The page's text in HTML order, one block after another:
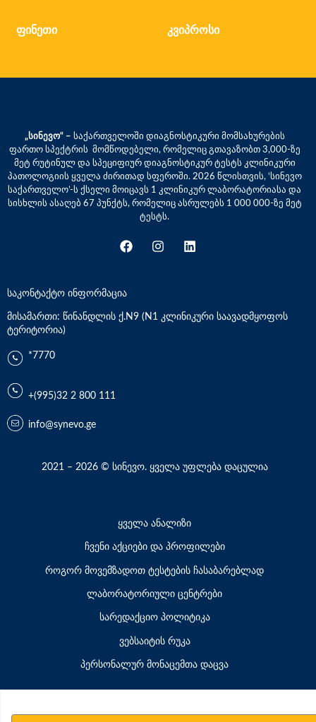
ფინეთი კვიპროსი
„სინევო“ – საქართველოში დიაგნოსტიკური მომსახურების
ფართო სპექტრის მომწოდებელი, რომელიც გთავაზობთ 3,000-ზე
მეტ რუტინულ და სპეციფიურ დიაგნოსტიკურ ტესტს კლინიკური
პათოლოგიის ყველა ძირითად სფეროში. 2026 წლისთვის, ‘სინევო
საქართველო’-ს ქსელი მოიცავს 1 კლინიკურ ლაბორატორიასა და
სისხლის ასაღებ 67 პუნქტს, რომელიც ასრულებს 1 000 000-ზე მეტ
ტესტს.
საკონტაქტო ინფორმაცია
მისამართი: წინანდლის ქ.N9 (N1 კლინიკური საავადმყოფოს
ტერიტორია)
*7770
+(995)32 2 800 111
info@synevo.ge
2021 – 2026 © სინევო. ყველა უფლება დაცულია
ყველა ანალიზი
ჩვენი აქციები და პროფილები
როგორ მოვემზადოთ ტესტების ჩასაბარებლად
ლაბორატორიული ცენტრები
სარედაქციო პოლიტიკა
ვებსაიტის რუკა
პერსონალურ მონაცემთა დაცვა